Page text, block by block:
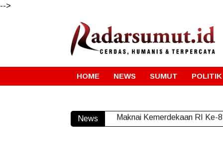
-->
HOME NEWS SUMUT POLITIK
News Maknai Kemerdekaan RI Ke-